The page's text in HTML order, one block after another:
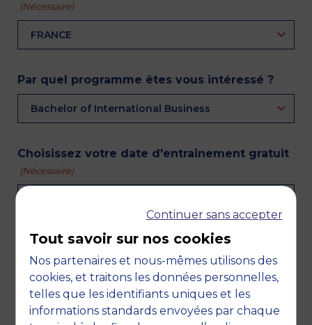
(Nécessaire)
FRANCE
Par quel programme êtes vous intéressé ?
Bachelor of International Business
Choisissez votre date d'entrainement gratuit
(Nécessaire)
RGPDJe souhaite recevoir les informations
utiles sur les programmes, concours et
actualités de MBS. Je pourrai me
désinscrire à tout moment via un lien de
désinscription inséré en bas de chaque
Continuer sans accepter
Tout savoir sur nos cookies
Nos partenaires et nous-mêmes utilisons des
cookies, et traitons les données personnelles,
telles que les identifiants uniques et les
informations standards envoyées par chaque